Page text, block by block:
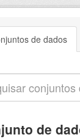
de dados
de